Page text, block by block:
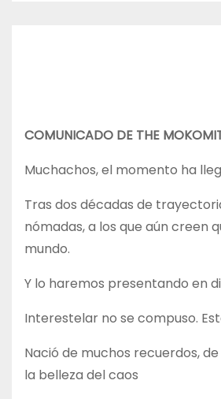
COMUNICADO DE THE
Muchachos, el momento ha
Tras dos décadas de
nómadas, a los que aún creen
mundo.
Y lo haremos presentando en
Interestelar no se compuso.
Nació de muchos recuerdos,
la belleza del caos